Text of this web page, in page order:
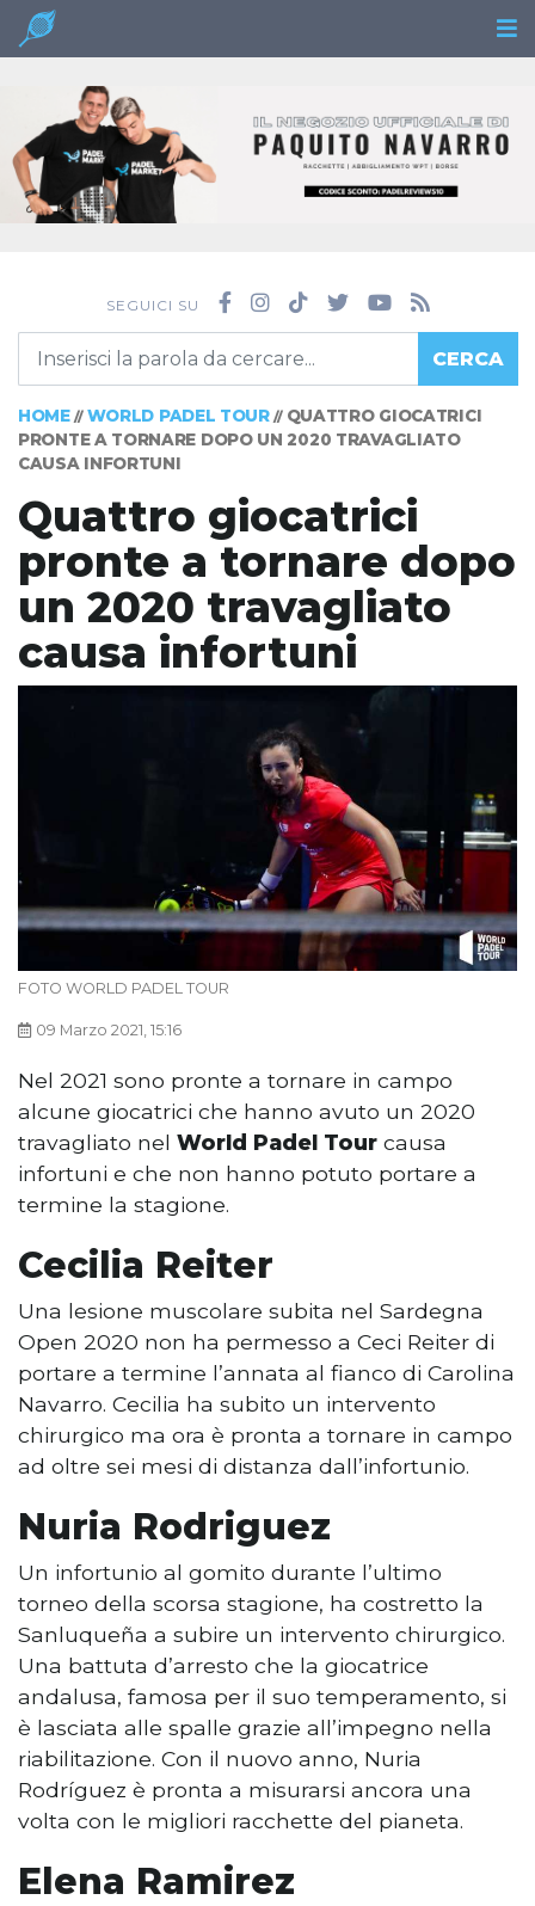
SEGUICI SU
CERCA
HOME// WORLD PADEL TOUR// QUATTRO GIOCATRICI
PRONTE A TORNARE DOPO UN 2020 TRAVAGLIATO
CAUSA INFORTUNI
Quattro giocatrici
pronte a tornare dopo
un 2020 travagliato
causa infortuni
FOTO WORLD PADEL TOUR
09 Marzo 2021, 15:16
Nel 2021 sono pronte a tornare in campo
alcune giocatrici che hanno avuto un 2020
travagliato nel World Padel Tour causa
infortuni e che non hanno potuto portare a
termine la stagione.
Cecilia Reiter
Una lesione muscolare subita nel Sardegna
Open 2020 non ha permesso a Ceci Reiter di
portare a termine l’annata al fianco di Carolina
Navarro. Cecilia ha subito un intervento
chirurgico ma ora è pronta a tornare in campo
ad oltre sei mesi di distanza dall’infortunio.
Nuria Rodriguez
Un infortunio al gomito durante l’ultimo
torneo della scorsa stagione, ha costretto la
Sanluqueña a subire un intervento chirurgico.
Una battuta d’arresto che la giocatrice
andalusa, famosa per il suo temperamento, si
è lasciata alle spalle grazie all’impegno nella
riabilitazione. Con il nuovo anno, Nuria
Rodríguez è pronta a misurarsi ancora una
volta con le migliori racchette del pianeta.
Elena Ramirez